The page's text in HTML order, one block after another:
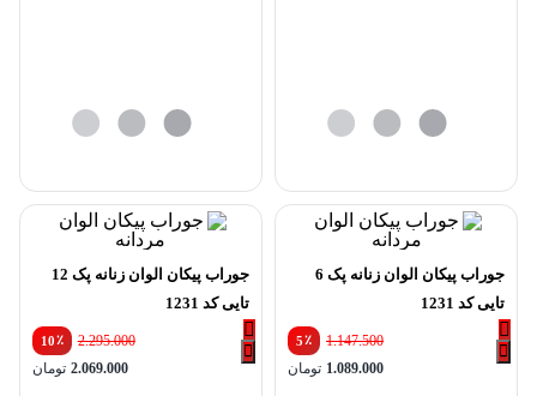
جوراب پیکان الوان زنانه پک 6
تایی کد 1231
٪5
1.147.500
تومان 1.089.000
جوراب پیکان الوان زنانه پک 12
تایی کد 1231
٪10
2.295.000
تومان 2.069.000